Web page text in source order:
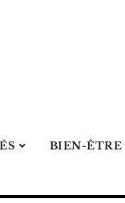
BIEN-ÊTRE